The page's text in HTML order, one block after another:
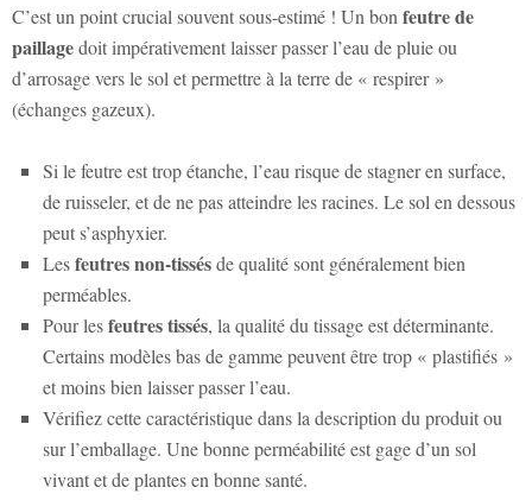
C’est un point crucial souvent sous-estimé ! Un bon feutre de
paillagedoit impérativement laisser passer l’eau de pluie ou
d’arrosage vers le sol et permettre à la terre de « respirer »
(échanges gazeux).
Si le feutre est trop étanche, l’eau risque de stagner en surface,
de ruisseler, et de ne pas atteindre les racines. Le sol en dessous
peut s’asphyxier.
Lesfeutres non-tissésde qualité sont généralement bien
perméables.
Pour lesfeutres tissés, la qualité du tissage est déterminante.
Certains modèles bas de gamme peuvent être trop « plastifiés »
et moins bien laisser passer l’eau.
Vérifiez cette caractéristique dans la description du produit ou
sur l’emballage. Une bonne perméabilité est gage d’un sol
vivant et de plantes en bonne santé.